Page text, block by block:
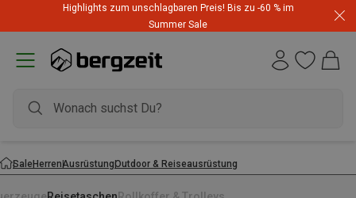
Highlights zum unschlagbaren Preis! Bis zu -60 % im
Summer Sale
SaleHerrenAusrüstungOutdoor & Reiseausrüstung